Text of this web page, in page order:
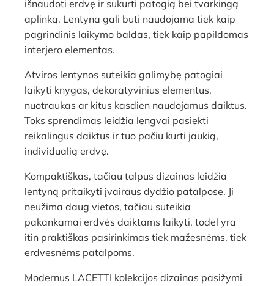
išnaudoti erdvę ir sukurti patogią bei tvarkingą
aplinką. Lentyna gali būti naudojama tiek kaip
pagrindinis laikymo baldas, tiek kaip papildomas
interjero elementas.
Atviros lentynos suteikia galimybę patogiai
laikyti knygas, dekoratyvinius elementus,
nuotraukas ar kitus kasdien naudojamus daiktus.
Toks sprendimas leidžia lengvai pasiekti
reikalingus daiktus ir tuo pačiu kurti jaukią,
individualią erdvę.
Kompaktiškas, tačiau talpus dizainas leidžia
lentyną pritaikyti įvairaus dydžio patalpose. Ji
neužima daug vietos, tačiau suteikia
pakankamai erdvės daiktams laikyti, todėl yra
itin praktiškas pasirinkimas tiek mažesnėms, tiek
erdvesnėms patalpoms.
Modernus LACETTI kolekcijos dizainas pasižymi